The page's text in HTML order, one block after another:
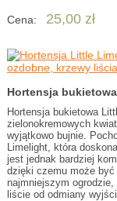
Cena: 25,00 zł
Hortensja
Hortensja bukietowa
zielonokremowych
wyjątkowo bujnie.
Limelight, która
jest jednak bardziej
dzięki czemu może być
najmniejszym
liście od odmiany